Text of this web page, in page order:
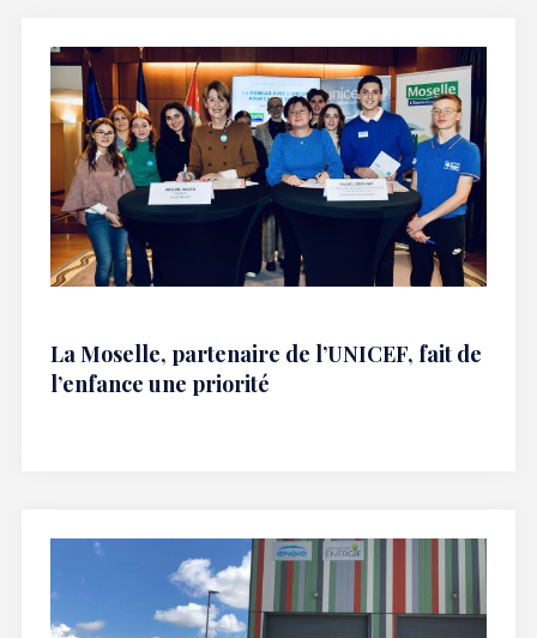
La Moselle, partenaire de l’UNICEF, fait de
l’enfance une priorité